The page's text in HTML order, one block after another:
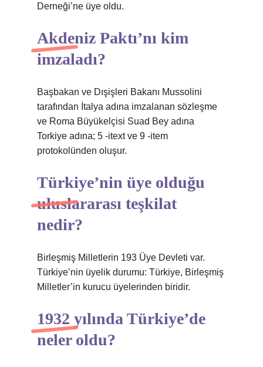
Derneği’ne üye oldu.
Akdeniz Paktı’nı kim
imzaladı?
Başbakan ve Dışişleri Bakanı Mussolini
tarafından İtalya adına imzalanan sözleşme
ve Roma Büyükelçisi Suad Bey adına
Torkiye adına; 5 -itext ve 9 -item
protokolünden oluşur.
Türkiye’nin üye olduğu
uluslararası teşkilat
nedir?
Birleşmiş Milletlerin 193 Üye Devleti var.
Türkiye’nin üyelik durumu: Türkiye, Birleşmiş
Milletler’in kurucu üyelerinden biridir.
1932 yılında Türkiye’de
neler oldu?